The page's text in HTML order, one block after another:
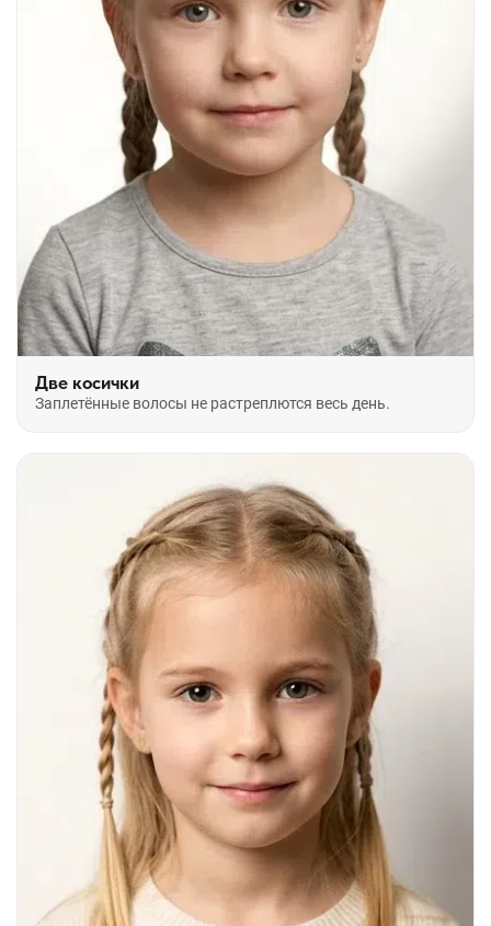
Две косички
Заплетённые волосы не растреплются весь день.